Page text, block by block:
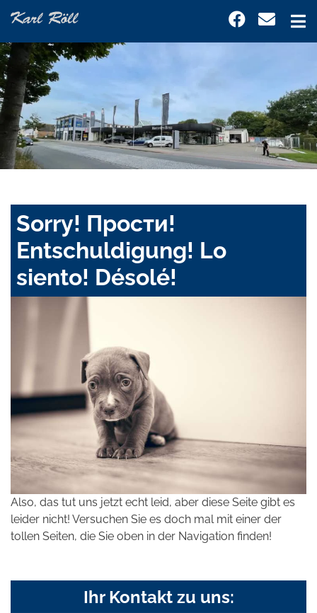
Sorry! Прости!
Entschuldigung! Lo
siento! Désolé!
Also, das tut uns jetzt echt leid, aber diese Seite gibt es
leider nicht! Versuchen Sie es doch mal mit einer der
tollen Seiten, die Sie oben in der Navigation finden!
Ihr Kontakt zu uns: